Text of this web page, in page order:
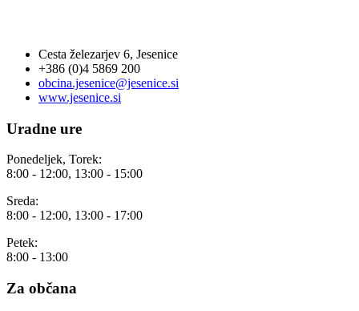
Cesta železarjev 6, Jesenice
+386 (0)4 5869 200
obcina.jesenice@jesenice.si
www.jesenice.si
Uradne ure
Ponedeljek, Torek:
8:00 - 12:00, 13:00 - 15:00
Sreda:
8:00 - 12:00, 13:00 - 17:00
Petek:
8:00 - 13:00
Za občana